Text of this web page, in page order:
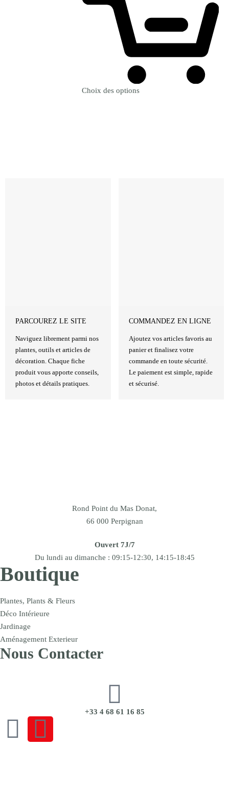
Choix des options
PARCOUREZ LE SITE
Naviguez librement parmi nos
plantes, outils et articles de
décoration. Chaque fiche
produit vous apporte conseils,
photos et détails pratiques.
COMMANDEZ EN LIGNE
Ajoutez vos articles favoris au
panier et finalisez votre
commande en toute sécurité.
Le paiement est simple, rapide
et sécurisé.
Rond Point du Mas Donat,
66 000 Perpignan
Ouvert 7J/7
Du lundi au dimanche : 09:15-12:30, 14:15-18:45
Boutique
Plantes, Plants & Fleurs
Déco Intérieure
Jardinage
Aménagement Exterieur
Nous Contacter
+33 4 68 61 16 85